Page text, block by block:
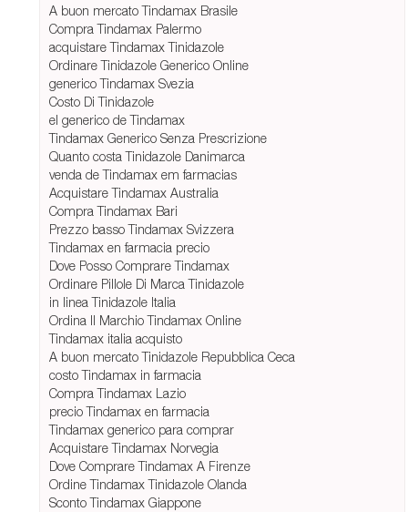
A buon mercato Tindamax Brasile
Compra Tindamax Palermo
acquistare Tindamax Tinidazole
Ordinare Tinidazole Generico Online
generico Tindamax Svezia
Costo Di Tinidazole
el generico de Tindamax
Tindamax Generico Senza Prescrizione
Quanto costa Tinidazole Danimarca
venda de Tindamax em farmacias
Acquistare Tindamax Australia
Compra Tindamax Bari
Prezzo basso Tindamax Svizzera
Tindamax en farmacia precio
Dove Posso Comprare Tindamax
Ordinare Pillole Di Marca Tinidazole
in linea Tinidazole Italia
Ordina Il Marchio Tindamax Online
Tindamax italia acquisto
A buon mercato Tinidazole Repubblica Ceca
costo Tindamax in farmacia
Compra Tindamax Lazio
precio Tindamax en farmacia
Tindamax generico para comprar
Acquistare Tindamax Norvegia
Dove Comprare Tindamax A Firenze
Ordine Tindamax Tinidazole Olanda
Sconto Tindamax Giappone